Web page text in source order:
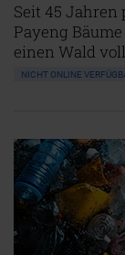
Seit 45 Jahren
Payeng
einen Wald
NICHT ONLINE